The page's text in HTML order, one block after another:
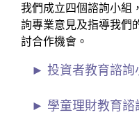
我們成立四個諮詢小組
詢專業意見及指導我們
討合作機會。
投資者教育諮詢
學童理財教育諮